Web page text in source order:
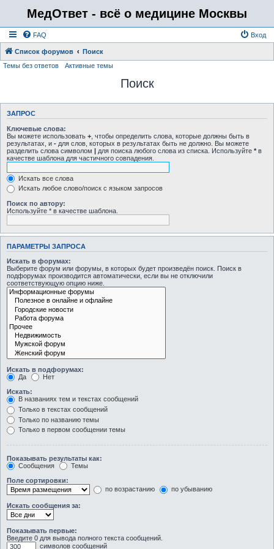
МедОтвет - всё о медицине Москвы
FAQ Вход
Список форумов
Поиск
Темы без ответов
Активные темы
Поиск
ЗАПРОС
Ключевые слова:
Вы можете использовать + , чтобы определить слова, которые должны быть в
результатах, и - для слов, которых в результатах быть не должно. Вы можете
разделить слова символом | для поиска любого слова из списка. Используйте * в
качестве шаблона для частичного совпадения.
Искать все слова
Искать любое слово/поиск с языком запросов
Поиск по автору:
Используйте * в качестве шаблона.
ПАРАМЕТРЫ ЗАПРОСА
Искать в форумах:
Выберите форум или форумы, в которых будет произведён поиск. Поиск в
подфорумах производится автоматически, если вы не отключили
соответствующую опцию ниже.
Искать в подфорумах:
Да
Нет
Искать:
В названиях тем и текстах сообщений
Только в текстах сообщений
Только по названию темы
Только в первом сообщении темы
Показывать результаты как:
Сообщения
Темы
Поле сортировки:
по возрастанию
по убыванию
Искать сообщения за:
Показывать первые:
Введите 0 для вывода полного текста сообщений.
символов сообщений